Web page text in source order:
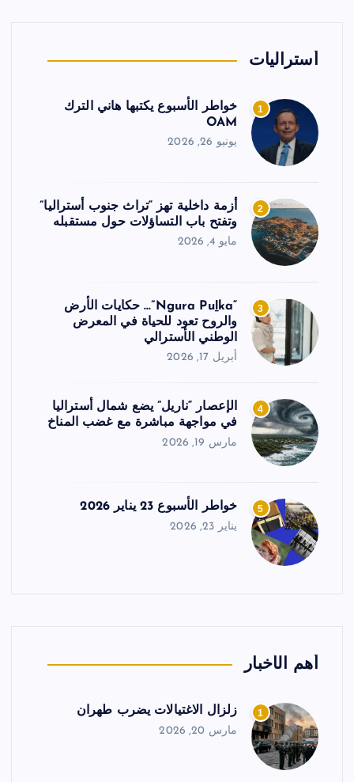
أستراليات
1
خواطر الأسبوع يكتبها هاني الترك
OAM
يونيو 26, 2026
2
أزمة داخلية تهز “تراث جنوب أستراليا”
وتفتح باب التساؤلات حول مستقبله
مايو 4, 2026
3
“Ngura Puḻka”… حكايات الأرض
والروح تعود للحياة في المعرض
الوطني الأسترالي
أبريل 17, 2026
4
الإعصار “ناريل” يضع شمال أستراليا
في مواجهة مباشرة مع غضب المناخ
مارس 19, 2026
5 خواطر الأسبوع 23 يناير 2026
يناير 23, 2026
أهم الأخبار
1 زلزال الاغتيالات يضرب طهران
مارس 20, 2026